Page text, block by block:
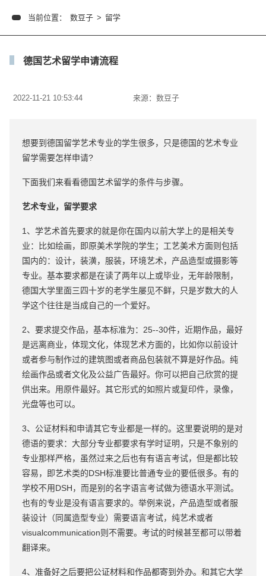
当前位置： 数豆子 > 留学
德国艺术留学申请流程
2022-11-21 10:53:44 来源： 数豆子
想要到德国留学艺术专业的学生很多，只是德国的艺术专业
留学需要怎样申请?
下面我们来看看德国艺术留学的条件与步骤。
艺术专业， 留学要求
1、学艺术首先要求的就是你在国内以前大学上的是相关专
业：比如绘画，即原美术学院的学生；工艺美术方面则包括
国内的：设计，装潢，服装，环境艺术，产品造型或摄影等
专业。基本要求都是在读了两年以上或毕业，无年龄限制，
德国大学里面三四十岁的老学生屡见不鲜，只是岁数大的人
学这个往往是当成自己的一个爱好。
2、要求提交作品，基本标准为：25--30件，近期作品，最好
是远离商业，体现文化，体现艺术方面的，比如你以前设计
或者参与制作过的建筑图或者商品包装就不算是好作品。纯
绘画作品或者文化及公益广告最好。你可以把自己欣赏的提
供出来。用原件最好。其它形式的如照片或复印件，录像，
光盘等也可以。
3、公证材料和申请其它专业都是一样的。这里要说明的是对
德语的要求：大部分专业都要求有学时证明，只是不象别的
专业那样严格，虽然过来之后也有有语言考试，但是都比较
容易，即艺术类的DSH标准要比普通专业的要低很多。有的
学校不用DSH，而是别的名字语言考试做为德语水平测试。
也有的专业是没有语言要求的。举例来说，产品造型或者服
装设计（同属造型专业）需要语言考试，纯艺术或者
visualcommunication则不需要。考试的时候甚至都可以带着
翻译来。
4、准备好之后要把公证材料和作品都寄到外办。和其它大学